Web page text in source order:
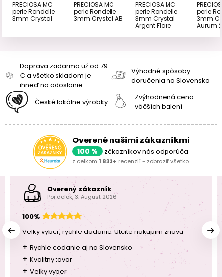
PRECIOSA MC
perle Rondelle
3mm Crystal
PRECIOSA MC
perle Rondelle
3mm Crystal AB
PRECIOSA MC
perle Rondelle
3mm Crystal
Argent Flare
perle
3mm
Aurum
Doprava zadarmo už od 79
€ a všetko skladom je
ihneď na odoslanie
Výhodné spôsoby
doručenia na Slovensko
České lokálne výrobky
Zvýhodnená cena
väčších balení
Overené našimi zákazníkmi
100 % zákazníkov nás odporúča
z celkom 1 833+ recenzií - zobraziť všetko
Overený zákazník
Pondelok, 3. August 2026
100%
Velky vyber, rychle dodanie. Utcite nakupim znovu
+ Rychle dodanie aj na Slovensko
+ Kvalitny tovar
+ Velky vyber